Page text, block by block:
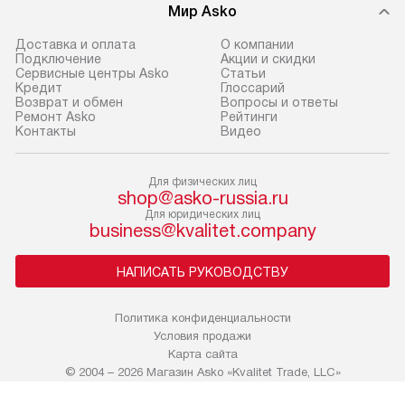
транспортную компанию. После
100% предоплаты мы бесплатно
доставляем заказ
до представительства
транспортной компании в г. Москва.
Пожалуйста, уточняйте условия
доставки у менеджера при
оформлении заказа.
В оговоренный день служба
доставки доставит упакованный
прибор до двери или прихожей.
Если необходимо переместить
пожалуйста, предварительно
уточните это с менеджером.
За данную услугу взимается
Готовые
от категории,
разблокировку
соединение
Мир Asko
Доставка и оплата
Подключение
Сервисные центры Asko
Кредит
Возврат и обмен
Ремонт Asko
Контакты
О компании
Акции и скидки
Статьи
Глоссарий
Вопросы и ответы
Рейтинги
Видео
Для физических лиц
shop@asko-russia.ru
Для юридических лиц
business@kvalitet.company
НАПИСАТЬ РУКОВОДСТВУ
© 2004 – 2026 Магазин Asko «Kvalitet Trade, LLC»
Политика конфиденциальности
Условия продажи
Карта сайта